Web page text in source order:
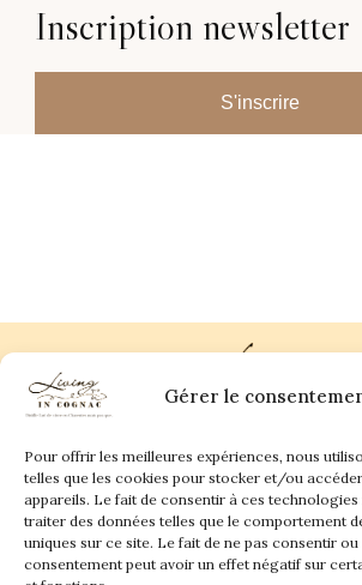
Gérer le
Pour offrir les meilleures expériences, nous
telles que les cookies pour stocker et/ou
appareils. Le fait de consentir à ces
traiter des données telles que le comportement
uniques sur ce site. Le fait de ne pas consentir
consentement peut avoir un effet négatif sur
Inscription newsletter
S'inscrire
Plan du site
Living in Cognac Land
La vigne & Le verre
Newsletter
Dégustation sensorielle & Écriture